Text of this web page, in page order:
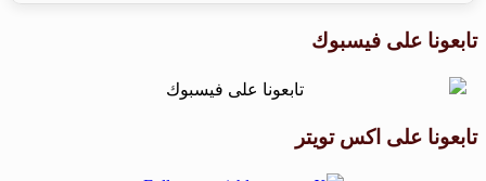
تابعونا على فيسبوك
تابعونا على اكس تويتر